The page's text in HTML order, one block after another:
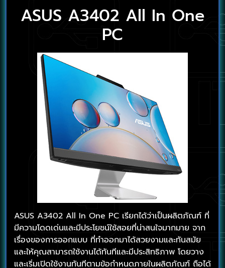
ASUS A3402 All In One
PC
ASUS A3402 All In One PC เรียกได้ว่าเป็นผลิตภัณฑ์ ที่
มีความโดดเด่นและมีประโยชน์ใช้สอยที่น่าสนใจมากมาย จาก
เรื่องของการออกแบบ ที่ทำออกมาได้สวยงามและทันสมัย
และให้คุณสามารถใช้งานได้ทันทีและมีประสิทธิภาพ โดยวาง
และเริ่มเปิดใช้งานทันทีตามข้อกำหนดภายในผลิตภัณฑ์ ถือได้